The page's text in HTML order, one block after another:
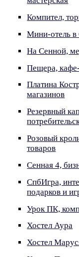
Компител,
Мини-отель в
На Сенной,
Пещера,
Платина
магазинов
Резервный
Розовый
товаров
Сенная 4,
СпбИгра,
подарков и
Урок ПК,
Хостел Аура
Хостел